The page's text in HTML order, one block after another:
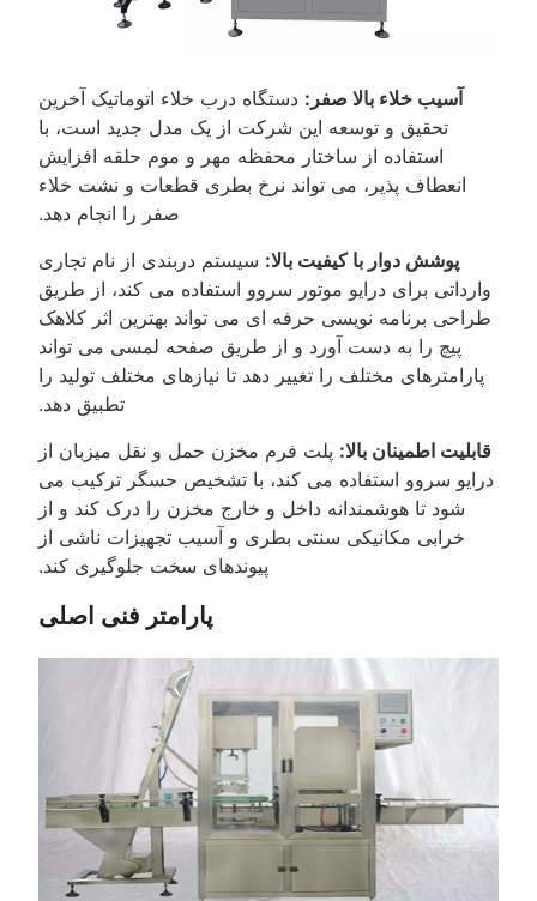
آسیب خلاء بالا صفر: دستگاه درب خلاء اتوماتیک آخرین
تحقیق و توسعه این شرکت از یک مدل جدید است، با
استفاده از ساختار محفظه مهر و موم حلقه افزایش
انعطاف پذیر، می تواند نرخ بطری قطعات و نشت خلاء
صفر را انجام دهد.
پوشش دوار با کیفیت بالا: سیستم دربندی از نام تجاری
وارداتی برای درایو موتور سروو استفاده می کند، از طریق
طراحی برنامه نویسی حرفه ای می تواند بهترین اثر کلاهک
پیچ را به دست آورد و از طریق صفحه لمسی می تواند
پارامترهای مختلف را تغییر دهد تا نیازهای مختلف تولید را
تطبیق دهد.
قابلیت اطمینان بالا: پلت فرم مخزن حمل و نقل میزبان از
درایو سروو استفاده می کند، با تشخیص حسگر ترکیب می
شود تا هوشمندانه داخل و خارج مخزن را درک کند و از
خرابی مکانیکی سنتی بطری و آسیب تجهیزات ناشی از
پیوندهای سخت جلوگیری کند.
پارامتر فنی اصلی